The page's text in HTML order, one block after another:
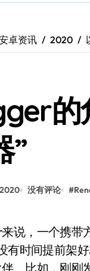
手，美出新高度！
惊艳登场，三星新
新功能大揭秘！
卓资讯 2020
的
”
没有评论 #
有时间提前架
。比如，刚刚